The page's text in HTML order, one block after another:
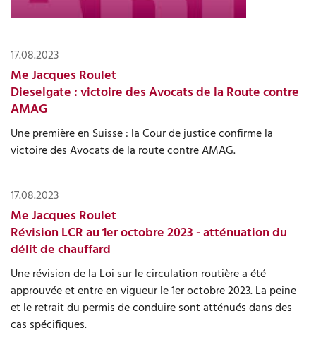
17.08.2023
Me Jacques Roulet
Dieselgate : victoire des Avocats de la Route contre
AMAG
Une première en Suisse : la Cour de justice confirme la
victoire des Avocats de la route contre AMAG.
17.08.2023
Me Jacques Roulet
Révision LCR au 1er octobre 2023 - atténuation du
délit de chauffard
Une révision de la Loi sur le circulation routière a été
approuvée et entre en vigueur le 1er octobre 2023. La peine
et le retrait du permis de conduire sont atténués dans des
cas spécifiques.